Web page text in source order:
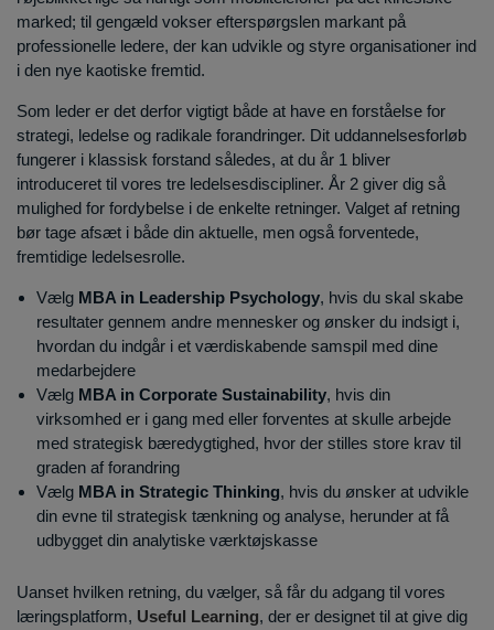
marked; til gengæld vokser efterspørgslen markant på
professionelle ledere, der kan udvikle og styre organisationer ind
i den nye kaotiske fremtid.
Som leder er det derfor vigtigt både at have en forståelse for
strategi, ledelse og radikale forandringer. Dit uddannelsesforløb
fungerer i klassisk forstand således, at du år 1 bliver
introduceret til vores tre ledelsesdiscipliner. År 2 giver dig så
mulighed for fordybelse i de enkelte retninger. Valget af retning
bør tage afsæt i både din aktuelle, men også forventede,
fremtidige ledelsesrolle.
Vælg MBA in Leadership Psychology, hvis du skal skabe
resultater gennem andre mennesker og ønsker du indsigt i,
hvordan du indgår i et værdiskabende samspil med dine
medarbejdere
Vælg MBA in Corporate Sustainability, hvis din
virksomhed er i gang med eller forventes at skulle arbejde
med strategisk bæredygtighed, hvor der stilles store krav til
graden af forandring
Vælg MBA in Strategic Thinking, hvis du ønsker at udvikle
din evne til strategisk tænkning og analyse, herunder at få
udbygget din analytiske værktøjskasse
Uanset hvilken retning, du vælger, så får du adgang til vores
læringsplatform, Useful Learning, der er designet til at give dig